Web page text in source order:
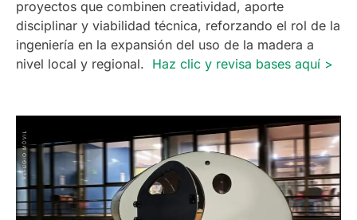
proyectos que combinen creatividad, aporte
disciplinar y viabilidad técnica, reforzando el rol de la
ingeniería en la expansión del uso de la madera a
nivel local y regional. Haz clic y revisa bases aquí >